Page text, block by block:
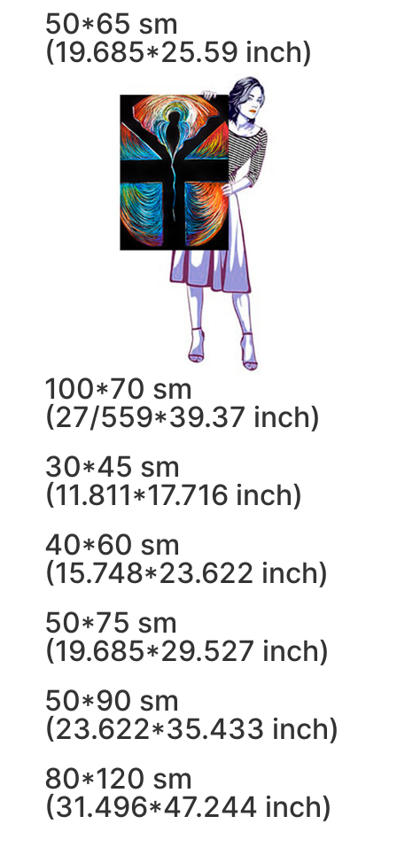
50*65 sm
(19.685*25.59 inch)
100*70 sm
(27/559*39.37 inch)
30*45 sm
(11.811*17.716 inch)
40*60 sm
(15.748*23.622 inch)
50*75 sm
(19.685*29.527 inch)
50*90 sm
(23.622*35.433 inch)
80*120 sm
(31.496*47.244 inch)